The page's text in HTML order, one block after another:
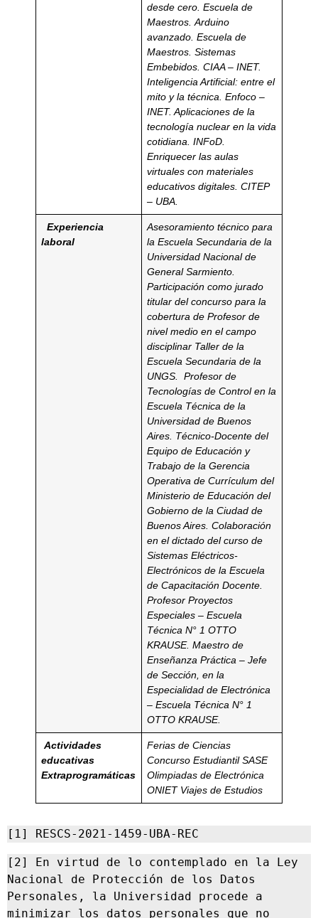
desde cero. Escuela de
Maestros. Arduino
avanzado. Escuela de
Maestros. Sistemas
Embebidos. CIAA – INET.
Inteligencia Artificial: entre el
mito y la técnica. Enfoco –
INET. Aplicaciones de la
tecnología nuclear en la vida
cotidiana. INFoD.
Enriquecer las aulas
virtuales con materiales
educativos digitales. CITEP
– UBA.
Experiencia
laboral
Asesoramiento técnico para
la Escuela Secundaria de la
Universidad Nacional de
General Sarmiento.
Participación como jurado
titular del concurso para la
cobertura de Profesor de
nivel medio en el campo
disciplinar Taller de la
Escuela Secundaria de la
UNGS.
Profesor de
Tecnologías de Control en la
Escuela Técnica de la
Universidad de Buenos
Aires. Técnico-Docente del
Equipo de Educación y
Trabajo de la Gerencia
Operativa de Currículum del
Ministerio de Educación del
Gobierno de la Ciudad de
Buenos Aires. Colaboración
en el dictado del curso de
Sistemas Eléctricos-
Electrónicos de la Escuela
de Capacitación Docente.
Profesor Proyectos
Especiales – Escuela
Técnica N° 1 OTTO
KRAUSE. Maestro de
Enseñanza Práctica – Jefe
de Sección, en la
Especialidad de Electrónica
– Escuela Técnica N° 1
OTTO KRAUSE.
Actividades
educativas
Extraprogramáticas
Ferias de Ciencias
Concurso Estudiantil SASE
Olimpiadas de Electrónica
ONIET Viajes de Estudios
[1] RESCS-2021-1459-UBA-REC
[2] En virtud de lo contemplado en la Ley
Nacional de Protección de los Datos
Personales, la Universidad procede a
minimizar los datos personales que no